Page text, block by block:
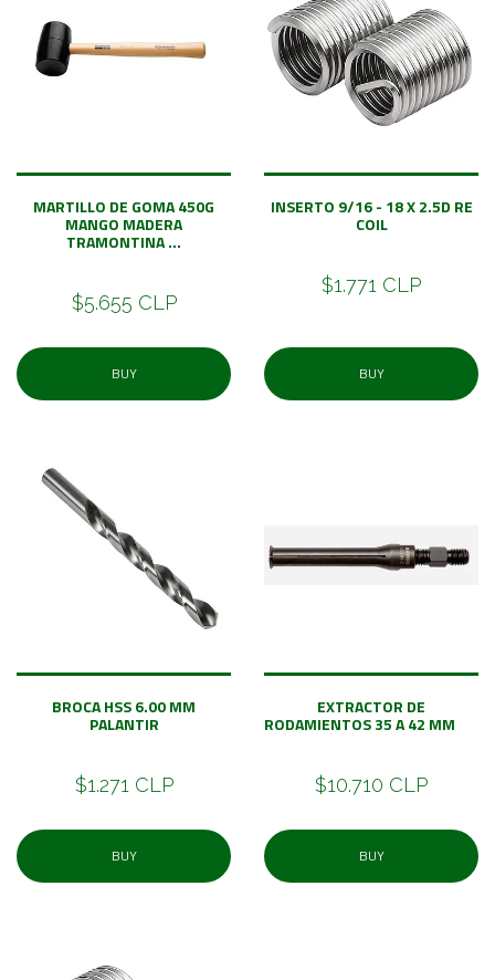
MARTILLO DE GOMA 450G
MANGO MADERA
TRAMONTINA ...
$5.655 CLP
BUY
INSERTO 9/16 - 18 X 2.5D RE
COIL
$1.771 CLP
BUY
BROCA HSS 6.00 MM
PALANTIR
$1.271 CLP
BUY
EXTRACTOR DE
RODAMIENTOS 35 A 42 MM
$10.710 CLP
BUY